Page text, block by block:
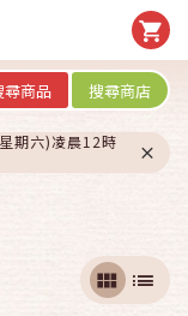
尋商品 搜尋商店
期六)凌晨12時